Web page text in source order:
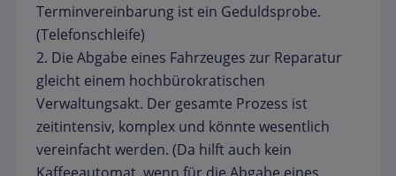
Terminvereinbarung ist ein Geduldsprobe.
(Telefonschleife)
2. Die Abgabe eines Fahrzeuges zur Reparatur
gleicht einem hochbürokratischen
Verwaltungsakt. Der gesamte Prozess ist
zeitintensiv, komplex und könnte wesentlich
vereinfacht werden. (Da hilft auch kein
Kaffeeautomat, wenn für die Abgabe eines